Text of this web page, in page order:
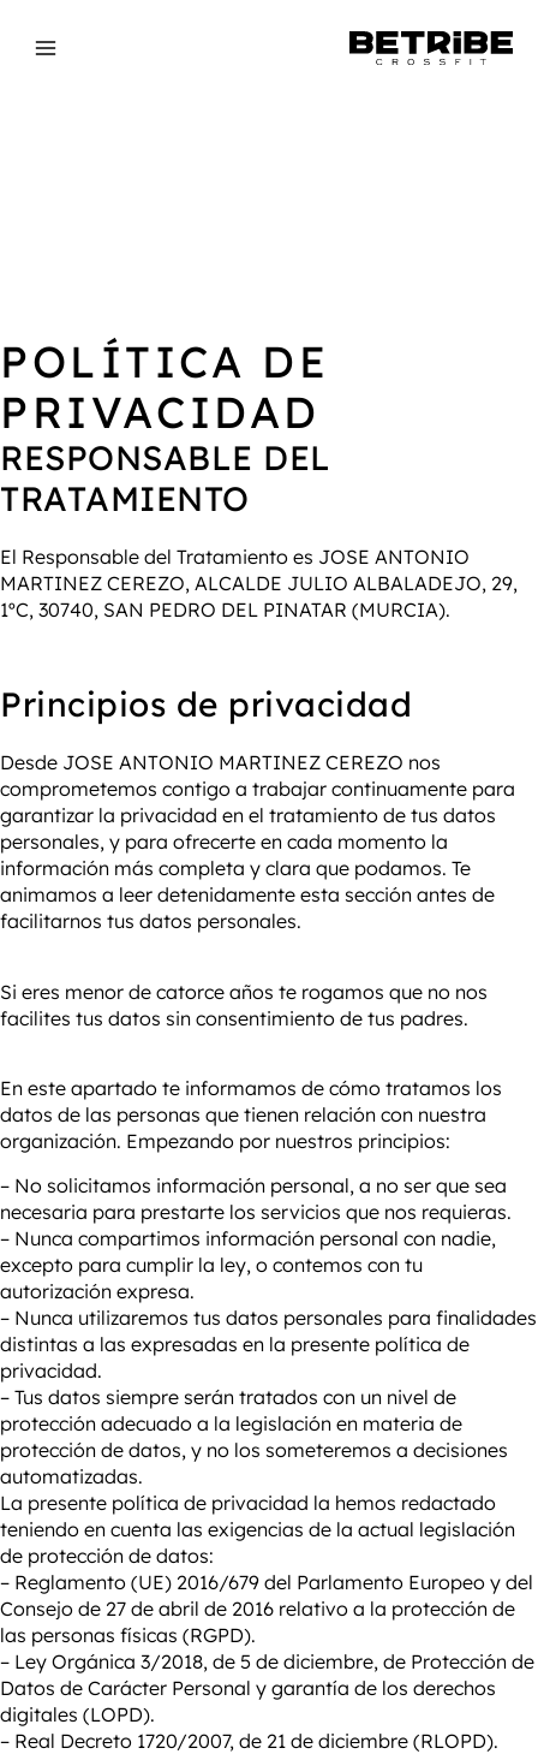
POLÍTICA DE
PRIVACIDAD
RESPONSABLE DEL
TRATAMIENTO
El Responsable del Tratamiento es JOSE ANTONIO
MARTINEZ CEREZO, ALCALDE JULIO ALBALADEJO, 29,
1ºC, 30740, SAN PEDRO DEL PINATAR (MURCIA).
Principios de privacidad
Desde JOSE ANTONIO MARTINEZ CEREZO nos
comprometemos contigo a trabajar continuamente para
garantizar la privacidad en el tratamiento de tus datos
personales, y para ofrecerte en cada momento la
información más completa y clara que podamos. Te
animamos a leer detenidamente esta sección antes de
facilitarnos tus datos personales.
Si eres menor de catorce años te rogamos que no nos
facilites tus datos sin consentimiento de tus padres.
En este apartado te informamos de cómo tratamos los
datos de las personas que tienen relación con nuestra
organización. Empezando por nuestros principios:
– No solicitamos información personal, a no ser que sea
necesaria para prestarte los servicios que nos requieras.
– Nunca compartimos información personal con nadie,
excepto para cumplir la ley, o contemos con tu
autorización expresa.
– Nunca utilizaremos tus datos personales para finalidades
distintas a las expresadas en la presente política de
privacidad.
– Tus datos siempre serán tratados con un nivel de
protección adecuado a la legislación en materia de
protección de datos, y no los someteremos a decisiones
automatizadas.
La presente política de privacidad la hemos redactado
teniendo en cuenta las exigencias de la actual legislación
de protección de datos:
– Reglamento (UE) 2016/679 del Parlamento Europeo y del
Consejo de 27 de abril de 2016 relativo a la protección de
las personas físicas (RGPD).
– Ley Orgánica 3/2018, de 5 de diciembre, de Protección de
Datos de Carácter Personal y garantía de los derechos
digitales (LOPD).
– Real Decreto 1720/2007, de 21 de diciembre (RLOPD).